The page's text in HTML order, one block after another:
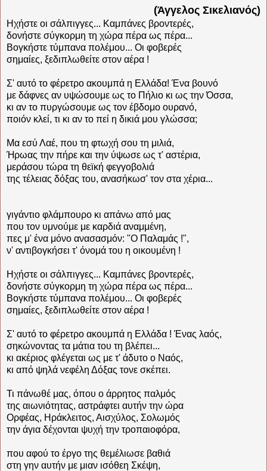
(Άγγελος Σικελιανός)
Ηχήστε οι σάλπιγγες... Καμπάνες βροντερές,
δονήστε σύγκορμη τη χώρα πέρα ως πέρα...
Βογκήστε τύμπανα πολέμου... Οι φοβερές
σημαίες, ξεδιπλωθείτε στον αέρα !
Σ' αυτό το φέρετρο ακουμπά η Ελλάδα! Ένα βουνό
με δάφνες αν υψώσουμε ως το Πήλιο κι ως την Όσσα,
κι αν το πυργώσουμε ως τον έβδομο ουρανό,
ποιόν κλεί, τι κι αν το πεί η δικιά μου γλώσσα;
Μα εσύ Λαέ, που τη φτωχή σου τη μιλιά,
Ήρωας την πήρε και την ύψωσε ως τ' αστέρια,
μεράσου τώρα τη θεϊκή φεγγοβολιά
της τέλειας δόξας του, ανασήκωσ' τον στα χέρια...
γιγάντιο φλάμπουρο κι απάνω από μας
που τον υμνούμε με καρδιά αναμμένη,
πες μ' ένα μόνο ανασασμόν: "Ο Παλαμάς !",
ν' αντιβογκήσει τ' όνομά του η οικουμένη !
Ηχήστε οι σάλπιγγες... Καμπάνες βροντερές,
δονήστε σύγκορμη τη χώρα πέρα ως πέρα...
Βογκήστε τύμπανα πολέμου... Οι φοβερές
σημαίες, ξεδιπλωθείτε στον αέρα !
Σ' αυτό το φέρετρο ακουμπά η Ελλάδα ! Ένας λαός,
σηκώνοντας τα μάτια του τη βλέπει...
κι ακέριος φλέγεται ως με τ' άδυτο ο Ναός,
κι από ψηλά νεφέλη Δόξας τονε σκέπει.
Τι πάνωθέ μας, όπου ο άρρητος παλμός
της αιωνιότητας, αστράφτει αυτήν την ώρα
Ορφέας, Ηράκλειτος, Αισχύλος, Σολωμός
την άγια δέχονται ψυχή την τροπαιοφόρα,
που αφού το έργο της θεμέλιωσε βαθιά
στη γην αυτήν με μιαν ισόθεη Σκέψη,